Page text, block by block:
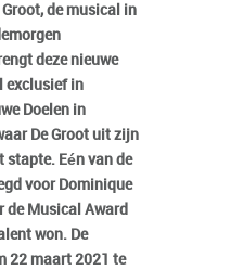
de musical in
deze nieuwe
exclusief in
Doelen in
De Groot uit zijn
stapte. Eén van de
voor Dominique
de Musical Award
won. De
22 maart 2021 te